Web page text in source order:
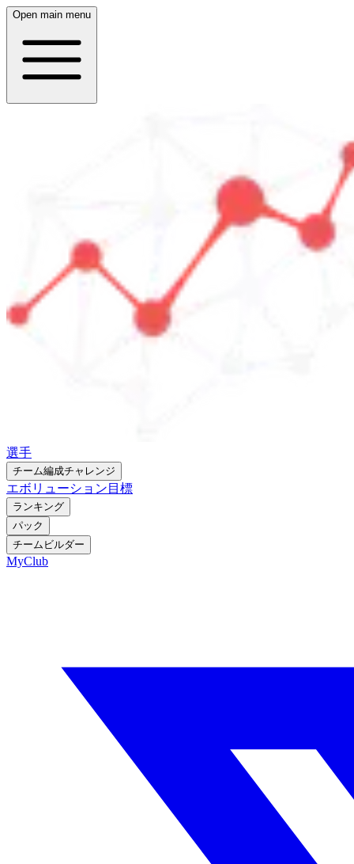
Open main menu
選手
チーム編成チャレンジ
エボリューション 目標
ランキング
パック
チームビルダー
MyClub